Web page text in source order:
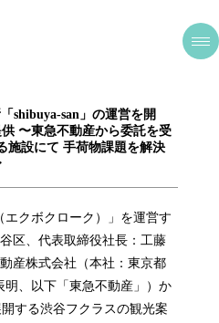
shibuya-san」の運営を開
〜東急不動産から委託を受
施設にて 手荷物課題を解決
エクボクローク）」を運営す
区、代表取締役社長：工藤
産株式会社（本社：東京都
、以下「東急不動産」）か
する渋谷フクラスの観光案